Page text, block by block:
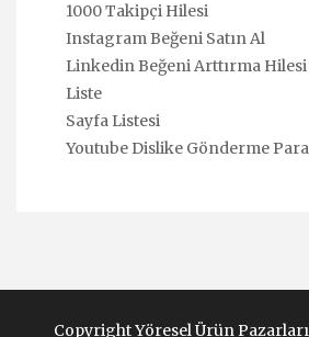
1000 Takipçi Hilesi
Instagram Beğeni Satın Al
Linkedin Beğeni Arttırma Hilesi
Liste
Sayfa Listesi
Youtube Dislike Gönderme
Copyright Yöresel Ürün Pazarları